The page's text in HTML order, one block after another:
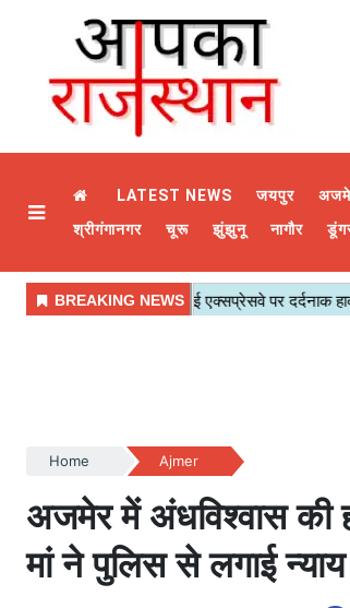
LATEST NEWS जयपुर
श्रीगंगानगर
चूरू झुंझुनू नागौर
Home Ajmer
अजमेर में अंधविश्वास की
मां ने पुलिस से लगाई